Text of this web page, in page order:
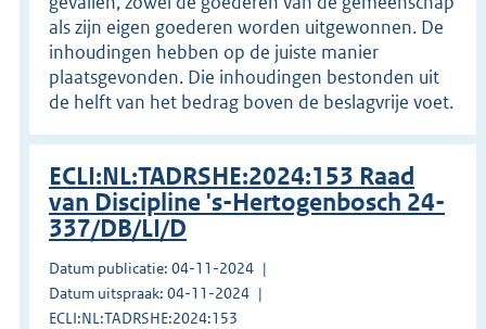
als zijn eigen goederen worden uitgewonnen. De
inhoudingen hebben op de juiste manier
plaatsgevonden. Die inhoudingen bestonden uit
de helft van het bedrag boven de beslagvrije voet.
ECLI:NL:TADRSHE:2024:153 Raad
van Discipline 's-Hertogenbosch 24-
337/DB/LI/D
Datum publicatie: 04-11-2024
Datum uitspraak: 04-11-2024
ECLI:NL:TADRSHE:2024:153